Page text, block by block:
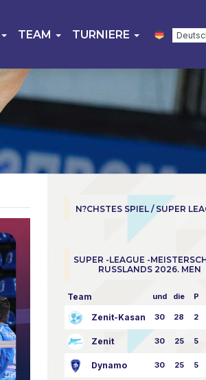
TEAM TURNIERE
N?CHSTES SPIEL / SUPER
SUPER -LEAGUE -
RUSSLANDS 2026. MEN
Team und die P
Zenit-Kasan 30 28 2
Zenit 30 25 5
Dynamo 30 25 5